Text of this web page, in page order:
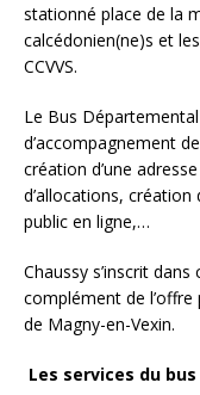
stationné place de la
calcédonien(ne)s et
CCVVS.
Le Bus
d’accompagnement
création d’une
d’allocations,
public en ligne,…
Chaussy s’inscrit
complément de
de Magny-en-Vexin.
Les services du